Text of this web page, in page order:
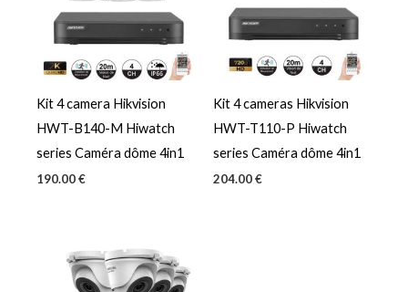
Kit 4 camera Hikvision
HWT-B140-M Hiwatch
series Caméra dôme 4in1
190.00€
Kit 4 cameras Hikvision
HWT-T110-P Hiwatch
series Caméra dôme 4in1
204.00€